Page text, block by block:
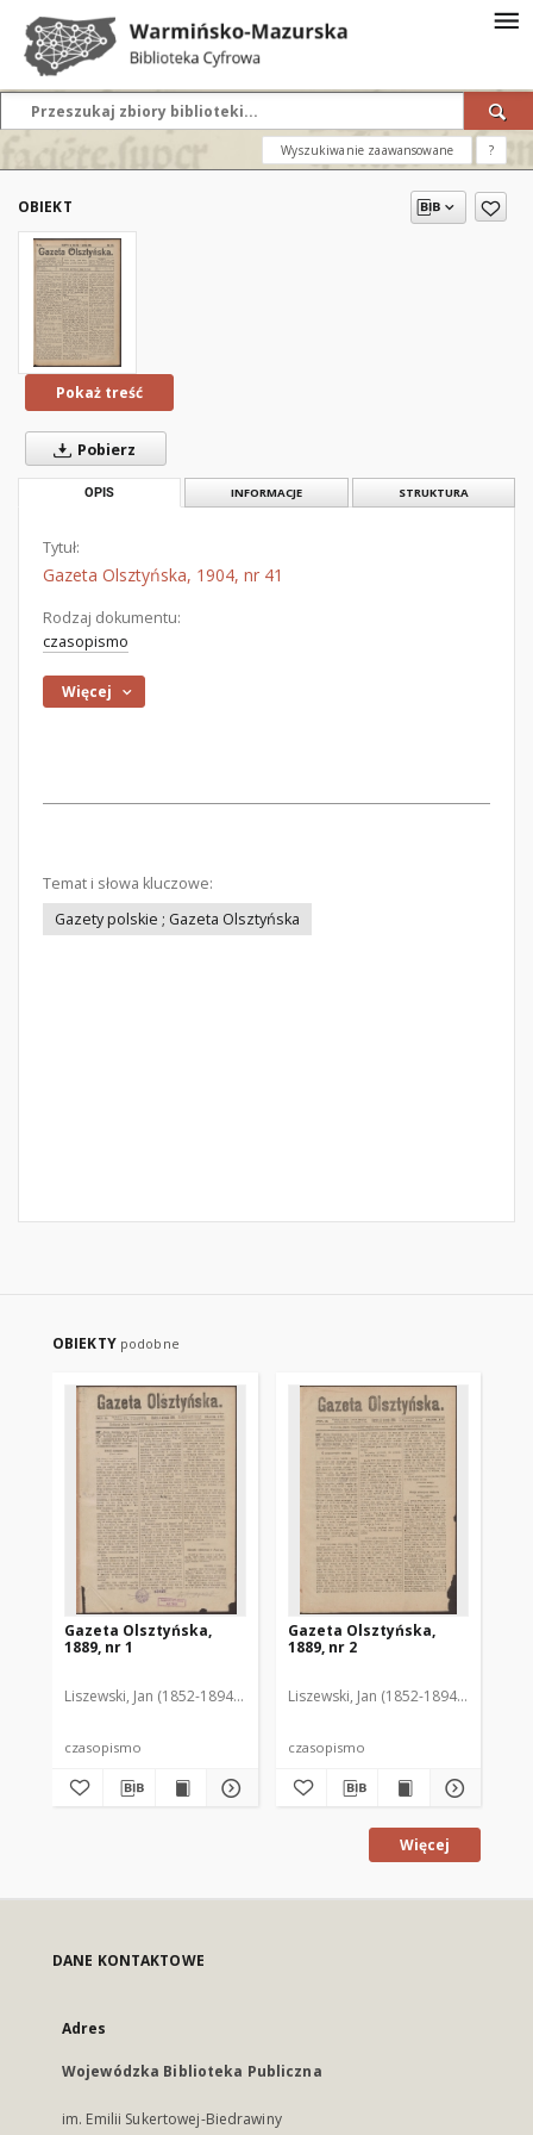
Wyszukiwanie zaawansowane ?
OBIEKT
Pokaż treść
Pobierz
OPIS INFORMACJE STRUKTURA
Tytuł:
Gazeta Olsztyńska, 1904, nr 41
Rodzaj dokumentu:
czasopismo
Więcej
Temat i słowa kluczowe:
Gazety polskie ; Gazeta Olsztyńska
OBIEKTY podobne
Gazeta Olsztyńska,
1889, nr 1
Liszewski, Jan (1852-1894). Red.
czasopismo
Gazeta Olsztyńska,
1889, nr 2
Liszewski, Jan (1852-1894). Red.
czasopismo
Więcej
DANE KONTAKTOWE
Adres
Wojewódzka Biblioteka Publiczna
im. Emilii Sukertowej-Biedrawiny